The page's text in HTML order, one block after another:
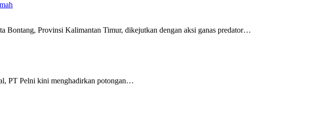
Provinsi Kalimantan Timur, dikejutkan dengan aksi ganas predator…
PT Pelni kini menghadirkan potongan…